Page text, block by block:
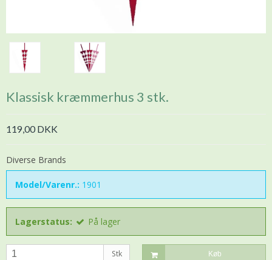
Klassisk kræmmerhus 3 stk.
119,00 DKK
Diverse Brands
Model/Varenr.: 1901
Lagerstatus: På lager
Stk Køb